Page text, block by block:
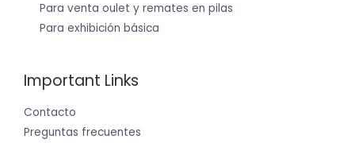
Para venta oulet y remates en pilas
Para exhibición básica
Important Links
Contacto
Preguntas frecuentes